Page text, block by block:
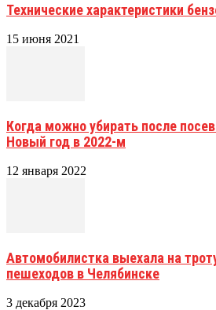
Технические характеристики
15 июня 2021
Когда можно убирать после
Новый год в 2022-м
12 января 2022
Автомобилистка выехала на
пешеходов в Челябинске
3 декабря 2023